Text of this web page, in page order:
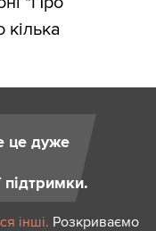
це дуже
інші. Розкриваємо